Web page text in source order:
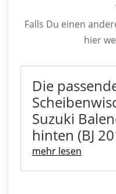
Falls Du einen
hier
Die
Suzuki
hinten (BJ
mehr lesen